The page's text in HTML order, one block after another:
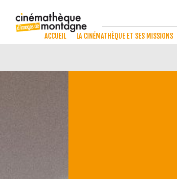
ACCUEIL LA CINÉMATHÈQUE ET SES MISSIONS